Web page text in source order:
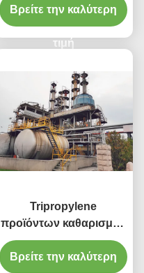
αιθέρας Monobutyl
γλυκόλης με το CAS Νο
55934-93-5
Βρείτε την καλύτερη
τιμή
Tripropylene
προϊόντων καθαρισμού
Tripropylene αιθέρα
γλυκόλης βουτυλικός
Βρείτε την καλύτερη